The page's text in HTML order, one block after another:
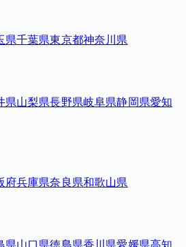
県千葉県東京都神奈川県
県山梨県長野県岐阜県静岡県愛知
府兵庫県奈良県和歌山県
県山口県徳島県香川県愛媛県高知